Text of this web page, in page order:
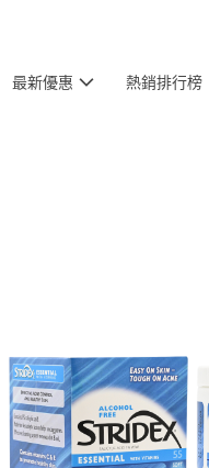
最新優惠 熱銷排行榜